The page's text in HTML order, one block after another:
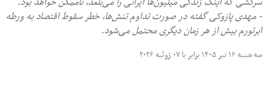
- مهدی پازوکی گفته در صورت تداوم تنش‌ها، خطر سقوط اقتصاد به ورطه
ابرتورم بیش از هر زمان دیگری محتمل می‌شود.
سه شنبه ۱۶ تیر ۱۴۰۵ برابر با ۰۷ ژوئیه ۲۰۲۶